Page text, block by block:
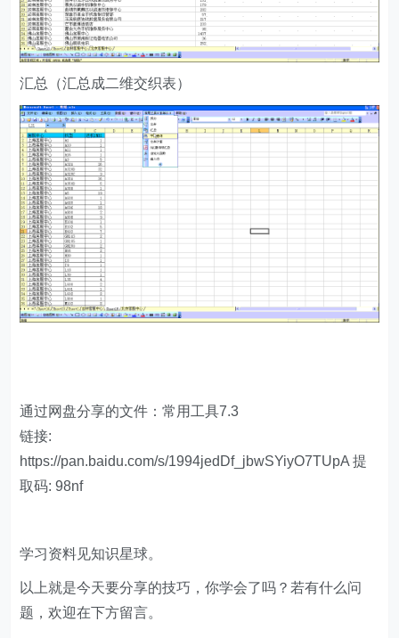
汇总（汇总成二维交织表）
通过网盘分享的文件：常用工具7.3
链接:
https://pan.baidu.com/s/1994jedDf_jbwSYiyO7TUpA 提
取码: 98nf
学习资料见知识星球。
以上就是今天要分享的技巧，你学会了吗？若有什么问
题，欢迎在下方留言。